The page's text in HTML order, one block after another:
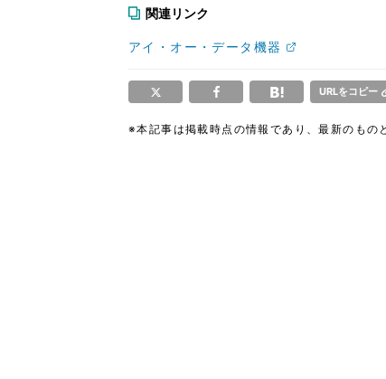
関連リンク
アイ・オー・データ機器
URLをコピー
※本記事は掲載時点の情報であり、最新のもの